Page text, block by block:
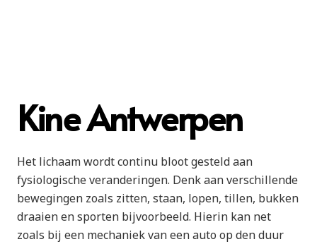
Kine Antwerpen
Het lichaam wordt continu bloot gesteld aan
fysiologische veranderingen. Denk aan verschillende
bewegingen zoals zitten, staan, lopen, tillen, bukken
draaien en sporten bijvoorbeeld. Hierin kan net
zoals bij een mechaniek van een auto op den duur